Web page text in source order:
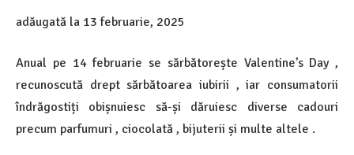
adăugată la 13 februarie, 2025
Anual pe 14 februarie se sărbătorește Valentine’s Day ,
recunoscută drept sărbătoarea iubirii , iar consumatorii
îndrăgostiți obișnuiesc să-și dăruiesc diverse cadouri
precum parfumuri , ciocolată , bijuterii și multe altele .